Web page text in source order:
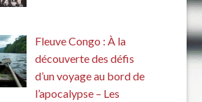
Fleuve Congo : À la
découverte des défis
d’un voyage au bord de
l’apocalypse – Les